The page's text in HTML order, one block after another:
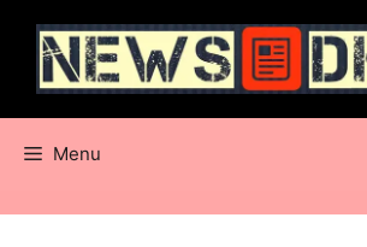
content
Menu